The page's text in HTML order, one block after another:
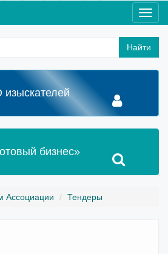
Найти
бизнес»
Ассоциации Тендеры